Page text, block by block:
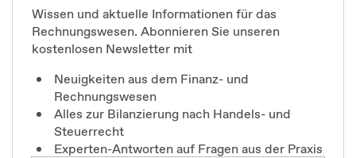
Wissen und aktuelle Informationen für das
Rechnungswesen. Abonnieren Sie unseren
kostenlosen Newsletter mit
Neuigkeiten aus dem Finanz- und
Rechnungswesen
Alles zur Bilanzierung nach Handels- und
Steuerrecht
Experten-Antworten auf Fragen aus der Praxis